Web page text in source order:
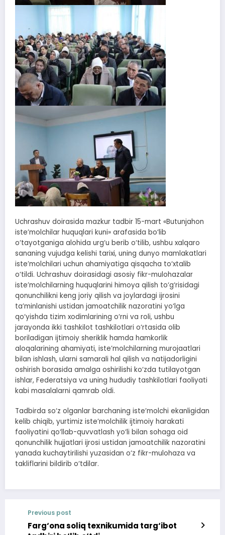
Uchrashuv doirasida mazkur tadbir 15-mart «Butunjahon
iste’molchilar huquqlari kuni» arafasida bo‘lib
o‘tayotganiga alohida urg‘u berib o‘tilib, ushbu xalqaro
sananing vujudga kelishi tarixi, uning dunyo mamlakatlari
iste’molchilari uchun ahamiyatiga qisqacha to‘xtalib
o‘tildi. Uchrashuv doirasidagi asosiy fikr-mulohazalar
iste’molchilarning huquqlarini himoya qilish to‘g‘risidagi
qonunchilikni keng joriy qilish va joylardagi ijrosini
ta’minlanishi ustidan jamoatchilik nazoratini yo‘lga
qo‘yishda tizim xodimlarining o‘rni va roli, ushbu
jarayonda ikki tashkilot tashkilotlari o‘rtasida olib
boriladigan ijtimoiy sheriklik hamda hamkorlik
aloqalarining ahamiyati, iste’molchilarning murojaatlari
bilan ishlash, ularni samarali hal qilish va natijadorligini
oshirish borasida amalga oshirilishi ko‘zda tutilayotgan
ishlar, Federatsiya va uning hududiy tashkilotlari faoliyati
kabi masalalarni qamrab oldi.
Tadbirda so‘z olganlar barchaning iste’molchi ekanligidan
kelib chiqib, yurtimiz iste’molchilik ijtimoiy harakati
faoliyatini qo‘llab-quvvatlash yo‘li bilan sohaga oid
qonunchilik hujjatlari ijrosi ustidan jamoatchilik nazoratini
yanada kuchaytirilishi yuzasidan o‘z fikr-mulohaza va
takliflarini bildirib o‘tdilar.
Previous post
Farg‘ona soliq texnikumida targ‘ibot